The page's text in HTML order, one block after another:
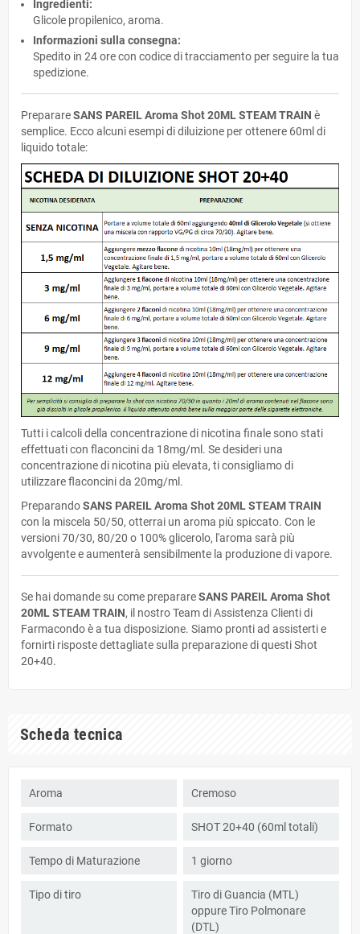
Ingredienti:
Glicole propilenico, aroma.
Informazioni sulla consegna:
Spedito in 24 ore con codice di tracciamento per seguire la tua
spedizione.
PreparareSANS PAREIL Aroma Shot 20ML STEAM TRAIN è
semplice. Ecco alcuni esempi di diluizione per ottenere 60ml di
liquido totale:
Tutti i calcoli della concentrazione di nicotina finale sono stati
effettuati con flaconcini da 18mg/ml. Se desideri una
concentrazione di nicotina più elevata, ti consigliamo di
utilizzare flaconcini da 20mg/ml.
PreparandoSANS PAREIL Aroma Shot 20ML STEAM TRAIN
con la miscela 50/50, otterrai un aroma più spiccato. Con le
versioni 70/30, 80/20 o 100% glicerolo, l'aroma sarà più
avvolgente e aumenterà sensibilmente la produzione di vapore.
Se hai domande su come preparareSANS PAREIL Aroma Shot
20ML STEAM TRAIN, il nostro Team di Assistenza Clienti di
Farmacondo è a tua disposizione. Siamo pronti ad assisterti e
fornirti risposte dettagliate sulla preparazione di questi Shot
20+40.
Scheda tecnica
Aroma Cremoso
Formato SHOT 20+40 (60ml totali)
Tempo di Maturazione 1 giorno
Tipo di tiro
Tiro di Guancia (MTL)
oppure Tiro Polmonare
(DTL)